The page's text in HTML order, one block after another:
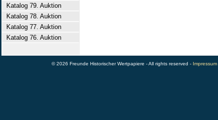
Katalog 79. Auktion
Katalog 78. Auktion
Katalog 77. Auktion
Katalog 76. Auktion
© 2026 Freunde Historischer Wertpapiere - All rights reserved - Impressum